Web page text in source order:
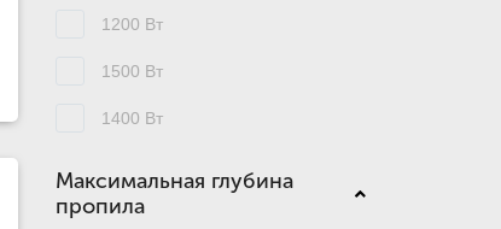
1200 Вт
1500 Вт
1400 Вт
Максимальная глубина
пропила